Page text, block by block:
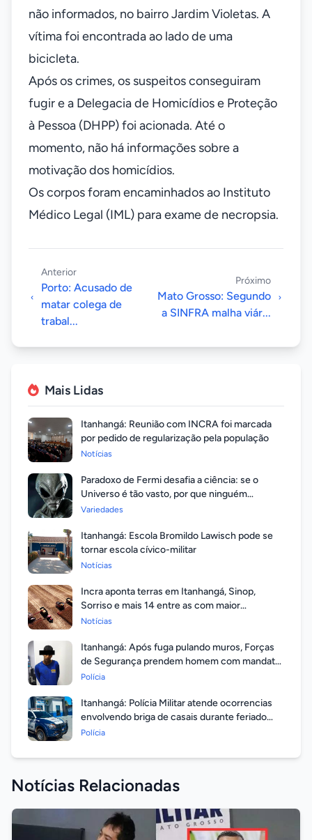
não informados, no bairro Jardim Violetas. A
vítima foi encontrada ao lado de uma
bicicleta.
Após os crimes, os suspeitos conseguiram
fugir e a Delegacia de Homicídios e Proteção
à Pessoa (DHPP) foi acionada. Até o
momento, não há informações sobre a
motivação dos homicídios.
Os corpos foram encaminhados ao Instituto
Médico Legal (IML) para exame de necropsia.
Anterior
Porto: Acusado de
matar colega de
trabal...
Próximo
Mato Grosso: Segundo
a SINFRA malha viár...
Mais Lidas
Itanhangá: Reunião com INCRA foi marcada
por pedido de regularização pela população
Notícias
Paradoxo de Fermi desafia a ciência: se o
Universo é tão vasto, por que ninguém
respondeu?
Variedades
Itanhangá: Escola Bromildo Lawisch pode se
tornar escola cívico-militar
Notícias
Incra aponta terras em Itanhangá, Sinop,
Sorriso e mais 14 entre as com maior
valorização
Notícias
Itanhangá: Após fuga pulando muros, Forças
de Segurança prendem homem com mandato
em aberto por homicídio
Polícia
Itanhangá: Polícia Militar atende ocorrencias
envolvendo briga de casais durante feriado
prolongado
Polícia
Notícias Relacionadas